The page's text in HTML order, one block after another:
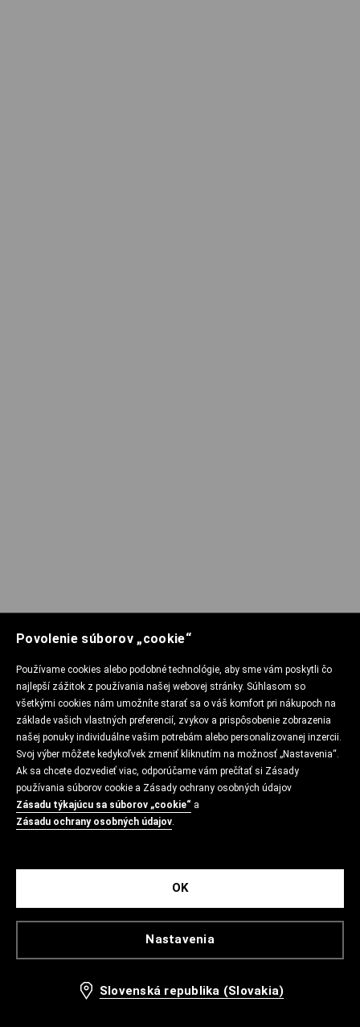
Povolenie súborov „cookie“
Používame cookies alebo podobné technológie, aby sme vám poskytli čo
najlepší zážitok z používania našej webovej stránky. Súhlasom so
všetkými cookies nám umožníte starať sa o váš komfort pri nákupoch na
základe vašich vlastných preferencií, zvykov a prispôsobenie zobrazenia
našej ponuky individuálne vašim potrebám alebo personalizovanej inzercii.
Svoj výber môžete kedykoľvek zmeniť kliknutím na možnosť „Nastavenia“.
Ak sa chcete dozvedieť viac, odporúčame vám prečítať si Zásady
používania súborov cookie a Zásady ochrany osobných údajov
Zásadu týkajúcu sa súborov „cookie“ a
Zásadu ochrany osobných údajov.
Nastavenia
OK
Slovenská republika (Slovakia)